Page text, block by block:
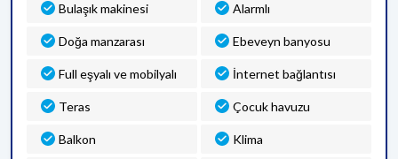
Bulaşık makinesi Alarmlı
Doğa manzarası Ebeveyn banyosu
Full eşyalı ve mobilyalı İnternet bağlantısı
Teras Çocuk havuzu
Balkon Klima